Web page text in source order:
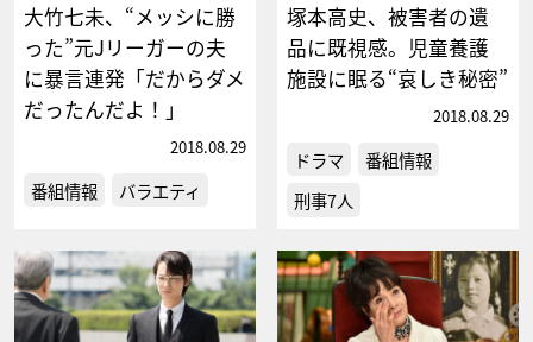
大竹七未、“メッシに勝
った”元Jリーガーの夫
に暴言連発「だからダメ
だったんだよ！」
2018.08.29
番組情報 バラエティ
塚本高史、被害者の遺
品に既視感。児童養護
施設に眠る“哀しき秘密”
2018.08.29
ドラマ
番組情報
刑事7人